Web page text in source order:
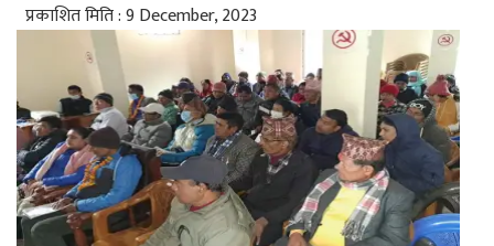
प्रकाशित मिति : 9 December, 2023